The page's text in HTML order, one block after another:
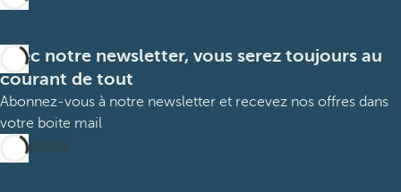
Avec notre newsletter, vous serez toujours au
courant de tout
Abonnez-vous à notre newsletter et recevez nos offres dans
votre boite mail
M’abonner